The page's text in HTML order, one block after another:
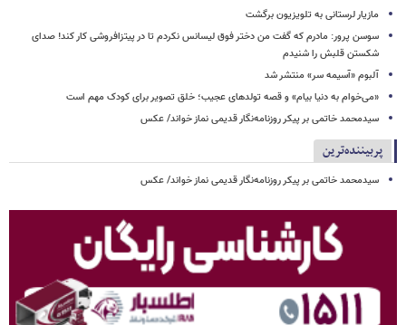
مازیار لرستانی به تلویزیون برگشت
سوسن پرور: مادرم که گفت من دختر فوق‌ لیسانس نکردم تا در پیتزافروشی کار کند! صدای
شکستن قلبش را شنیدم
آلبوم «آسیمه سر» منتشر شد
«می‌خوام به دنیا بیام» و قصه تولدهای عجیب؛ خلق تصویر برای کودک مهم است
سیدمحمد خاتمی بر پیکر روزنامه‌نگار قدیمی نماز خواند/ عکس
پربیننده‌ترین
سیدمحمد خاتمی بر پیکر روزنامه‌نگار قدیمی نماز خواند/ عکس